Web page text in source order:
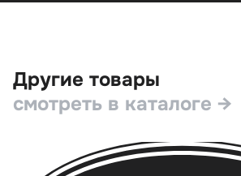
Другие товары
смотреть в каталоге →